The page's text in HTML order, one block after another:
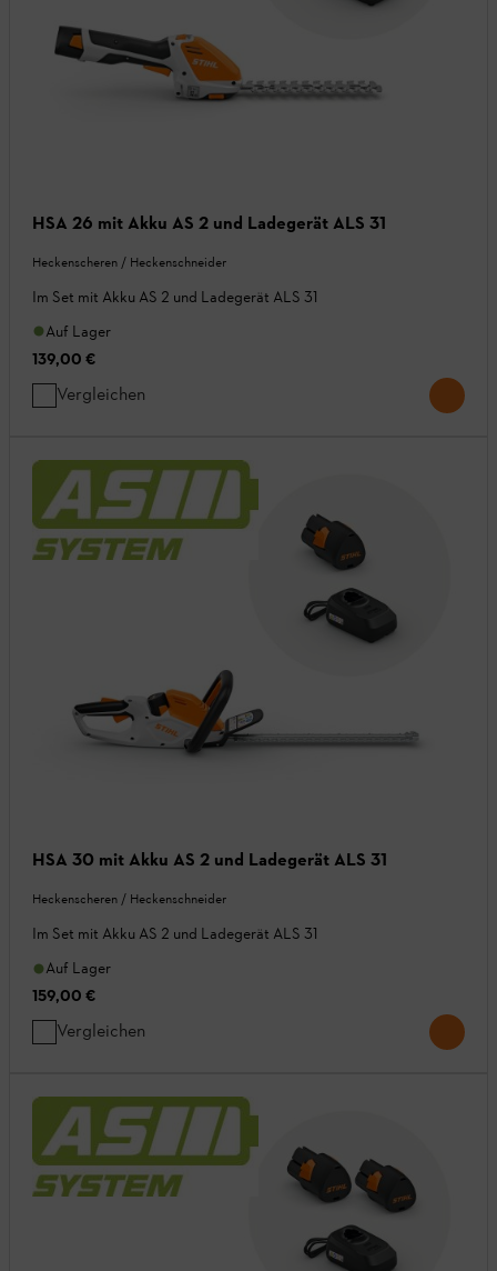
HSA 26 mit Akku AS 2 und Ladegerät ALS 31
Heckenscheren / Heckenschneider
Im Set mit Akku AS 2 und Ladegerät ALS 31
Auf Lager
139,00 €
Vergleichen
HSA 30 mit Akku AS 2 und Ladegerät ALS 31
Heckenscheren / Heckenschneider
Im Set mit Akku AS 2 und Ladegerät ALS 31
Auf Lager
159,00 €
Vergleichen